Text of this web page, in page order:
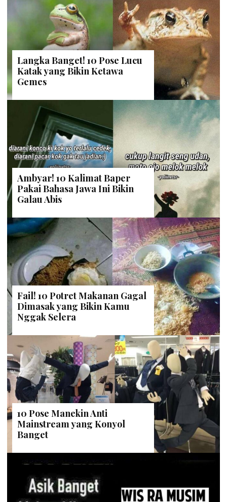
Langka Banget! 10 Pose Lucu
Katak yang Bikin Ketawa
Gemes
Ambyar! 10 Kalimat Baper
Pakai Bahasa Jawa Ini Bikin
Galau Abis
Fail! 10 Potret Makanan Gagal
Dimasak yang Bikin Kamu
Nggak Selera
10 Pose Manekin Anti
Mainstream yang Konyol
Banget